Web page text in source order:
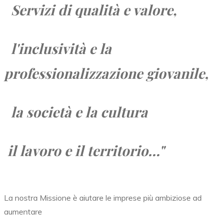
Servizi di qualità e valore,
l'inclusività e la
professionalizzazione giovanile,
la società ela cultura
il lavoro eil territorio..."
La nostra Missione è aiutare le imprese più ambiziose ad
aumentare